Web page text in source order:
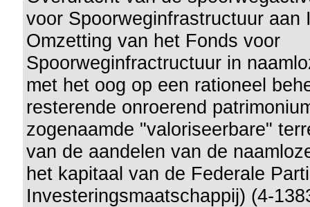
voor Spoorweginfrastructuur aan
Omzetting van het Fonds voor
Spoorweginfractructuur in
met het oog op een rationeel
resterende onroerend
zogenaamde "valoriseerbare"
van de aandelen van de
het kapitaal van de Federale
Investeringsmaatschappij) (4-